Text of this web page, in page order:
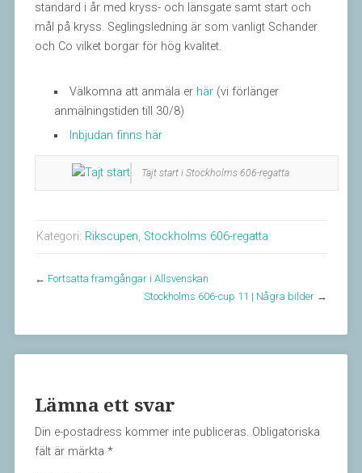
standard i år med kryss- och länsgate samt start och
mål på kryss. Seglingsledning är som vanligt Schander
och Co vilket borgar för hög kvalitet.
Välkomna att anmäla er här (vi förlänger
anmälningstiden till 30/8)
Inbjudan finns här
Tajt start i Stockholms 606-regatta.
Kategori: Rikscupen, Stockholms 606-regatta
← Fortsatta framgångar i Allsvenskan
Stockholms 606-cup 11 | Några bilder →
Lämna ett svar
Din e-postadress kommer inte publiceras. Obligatoriska
fält är märkta *